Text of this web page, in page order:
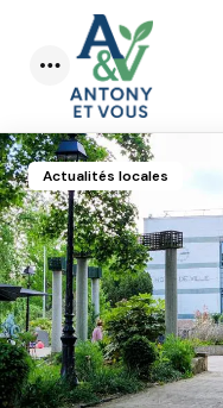
Menu
Actualités locales